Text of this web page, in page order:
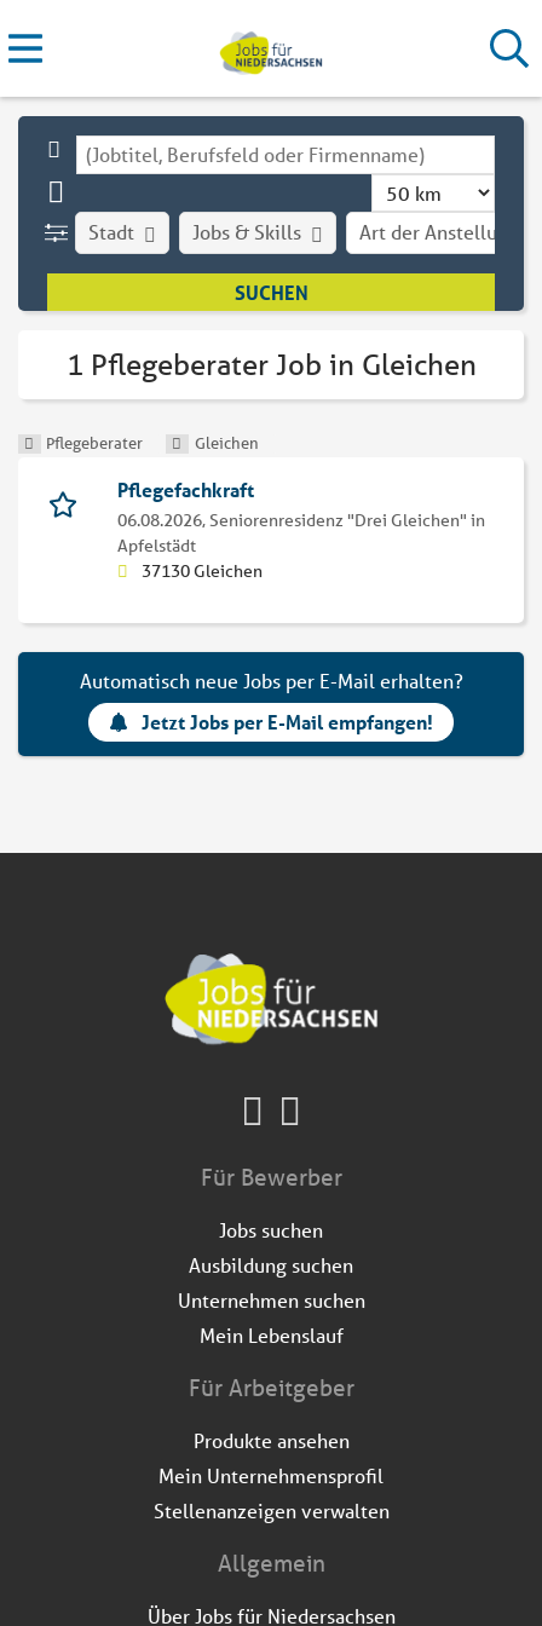
Stadt Art der Anstellung
Jobs & Skills
1 Pflegeberater Job in Gleichen
Pflegeberater Gleichen
Pflegefachkraft
06.08.2026,Seniorenresidenz "Drei Gleichen" in
Apfelstädt
37130 Gleichen
Automatisch neue Jobs per E-Mail erhalten?
Jetzt Jobs per E-Mail empfangen!
Für Bewerber
Jobs suchen
Ausbildung suchen
Unternehmen suchen
Mein Lebenslauf
Für Arbeitgeber
Produkte ansehen
Mein Unternehmensprofil
Stellenanzeigen verwalten
Allgemein
Über Jobs für Niedersachsen